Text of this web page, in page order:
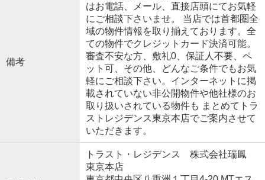
備考
はお電話、メール、直接店頭にてお気軽
にご相談下さいませ。 当店では首都圏全
域の物件情報を取り揃えております。全
ての物件でクレジットカード決済可能。
審査不安な方、敷礼0、保証人不要、ペ
ット可、その他、どんなご条件でもお気
軽にご相談下さい。インターネットに掲
載されていない非公開物件や他社様のお
取り扱いされている物件も まとめてトラ
ストレジデンス東京本店でご案内させて
いただきます。
トラスト・レジデンス 株式会社瑞鳳
東京本店